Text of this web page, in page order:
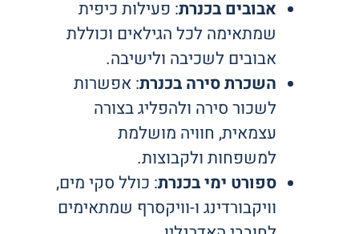
אבובים בכנרת: פעילות כיפית
שמתאימה לכל הגילאים וכוללת
אבובים לשכיבה ולישיבה.
השכרת סירה בכנרת: אפשרות
לשכור סירה ולהפליג בצורה
עצמאית, חוויה מושלמת
למשפחות ולקבוצות.
ספורט ימי בכנרת: כולל סקי מים,
וויקבורדינג ו-וויקסרף שמתאימים